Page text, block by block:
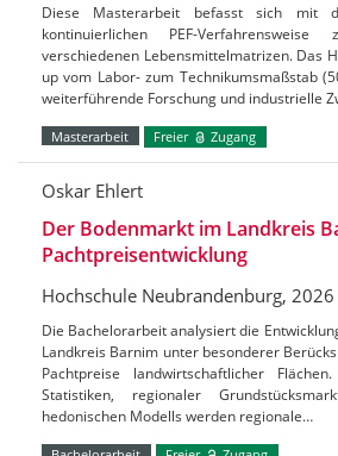
Diese Masterarbeit befasst sich mit
kontinuierlichen PEF-
verschiedenen Lebensmittelmatrizen. Das
up vom Labor- zum Technikumsmaßstab
weiterführende Forschung und industrielle
Masterarbeit Freier Zugang
Oskar Ehlert
Der Bodenmarkt im Landkreis
Pachtpreisentwicklung
Hochschule Neubrandenburg, 2026
Die Bachelorarbeit analysiert die
Landkreis Barnim unter besonderer
Pachtpreise landwirtschaftlicher
Statistiken, regionaler
hedonischen Modells werden regionale…